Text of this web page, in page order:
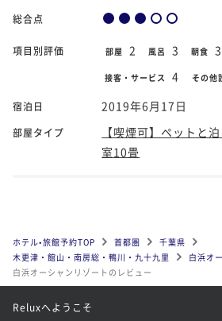
総合点
項目別評価 部屋 2 風呂 3 朝食 3
接客・サービス 4 その他
宿泊日 2019年6月17日
部屋タイプ
【喫煙可】ペットと
室10畳
ホテル•旅館予約TOP 首都圏
千葉県
木更津・館山・南房総・鴨川・九十九里
白浜オ
白浜オーシャンリゾートのレビュー
Reluxへようこそ